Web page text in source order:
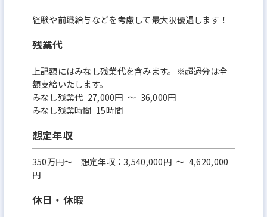
経験や前職給与などを考慮して最大限優遇します！
残業代
上記額にはみなし残業代を含みます。※超過分は全
額支給いたします。
みなし残業代 27,000円 ～ 36,000円
みなし残業時間 15時間
想定年収
350万円〜 想定年収：3,540,000円 ～ 4,620,000
円
休日・休暇